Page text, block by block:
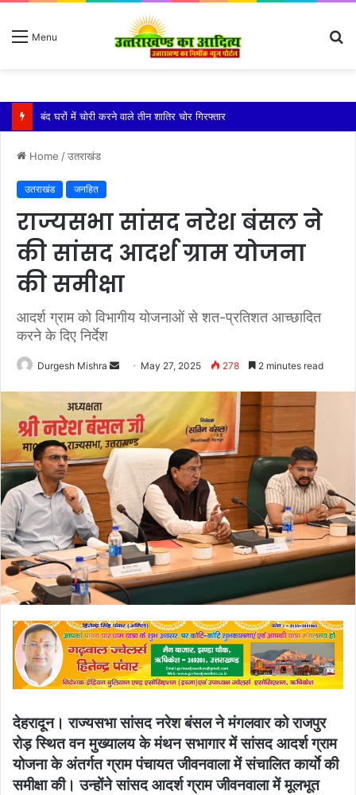
Menu
बारिश ने बढ़ाई दहशत, दरकने लगी जमीन, 10 परिवारों ने छोड़े घर
Home /उतराखंड
उतराखंड जनहित
राज्यसभा सांसद नरेश बंसल ने
की सांसद आदर्श ग्राम योजना
की समीक्षा
आदर्श ग्राम को विभागीय योजनाओं से शत-प्रतिशत आच्छादित
करने के दिए निर्देश
Durgesh Mishra
Send May 27, 2025 278 2 minutes read
देहरादून। राज्यसभा सांसद नरेश बंसल ने मंगलवार को राजपुर
रोड़ स्थित वन मुख्यालय के मंथन सभागार में सांसद आदर्श ग्राम
योजना के अंतर्गत ग्राम पंचायत जीवनवाला में संचालित कार्याे की
समीक्षा की। उन्होंने सांसद आदर्श ग्राम जीवनवाला में मूलभूत